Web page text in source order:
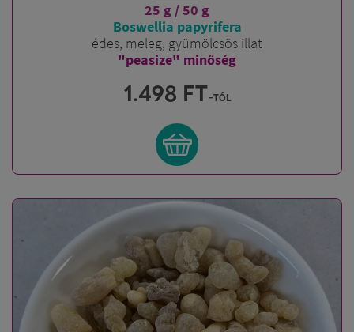
25 g / 50 g
Boswellia papyrifera
édes, meleg, gyümölcsös illat
"peasize" minőség
1.498 FT-tól